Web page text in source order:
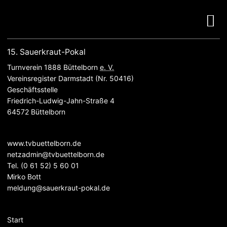
15. Sauerkraut-Pokal
Turnverein 1888 Büttelborn e. V.
Vereinsregister Darmstadt (Nr. 50416)
Geschäftsstelle
Friedrich-Ludwig-Jahn-Straße 4
64572 Büttelborn
www.tvbuettelborn.de
netzadmin@tvbuettelborn.de
Tel. (0 61 52) 5 60 01
Mirko Bott
meldung@sauerkraut-pokal.de
Navigation
Start